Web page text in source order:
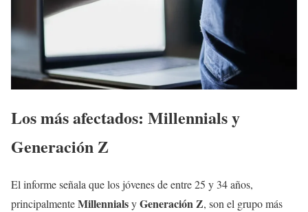
Los más afectados: Millennials y
Generación Z
El informe señala que los jóvenes de entre 25 y 34 años,
principalmenteMillennialsyGeneración Z, son el grupo más